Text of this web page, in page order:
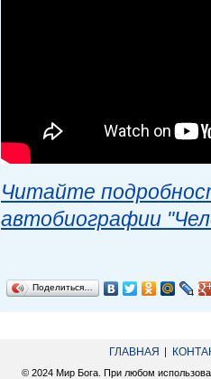
Читайте
автобиографии
Поделиться…
ГЛАВНАЯ
© 2024 Мир Бога. При любом